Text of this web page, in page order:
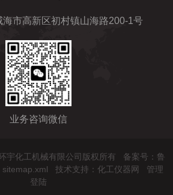
海市高新区初村镇山海路200-1号
业务咨询微信
宇化工机械有限公司版权所有 备案号：鲁
sitemap.xml 技术支持： 化工仪器网
管理
登陆